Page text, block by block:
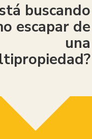
buscando
escapar de
una